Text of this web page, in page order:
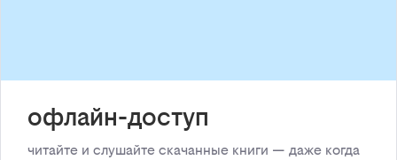
офлайн-доступ
читайте и слушайте скачанные книги — даже когда